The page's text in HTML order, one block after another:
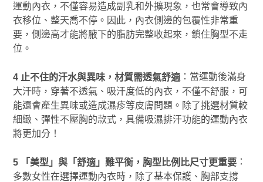
運動內衣，不僅容易造成副乳和外擴現象，也常會導致內
衣移位、整天喬不停。因此，內衣側邊的包覆性非常重
要，側邊高才能將腋下的脂肪完整收起來，鎖住胸型不走
位。
4 止不住的汗水與異味，材質需透氣舒適 ：當運動後滿身
大汗時，穿著不透氣、吸汗度低的內衣，不僅不舒服，可
能還會產生異味或造成濕疹等皮膚問題。除了挑選材質較
細緻、彈性不壓胸的款式，具備吸濕排汗功能的運動內衣
將更加分！
5 「美型」與「舒適」難平衡，胸型比例比尺寸更重要 ：
多數女性在選擇運動內衣時，除了基本保護、胸部支撐